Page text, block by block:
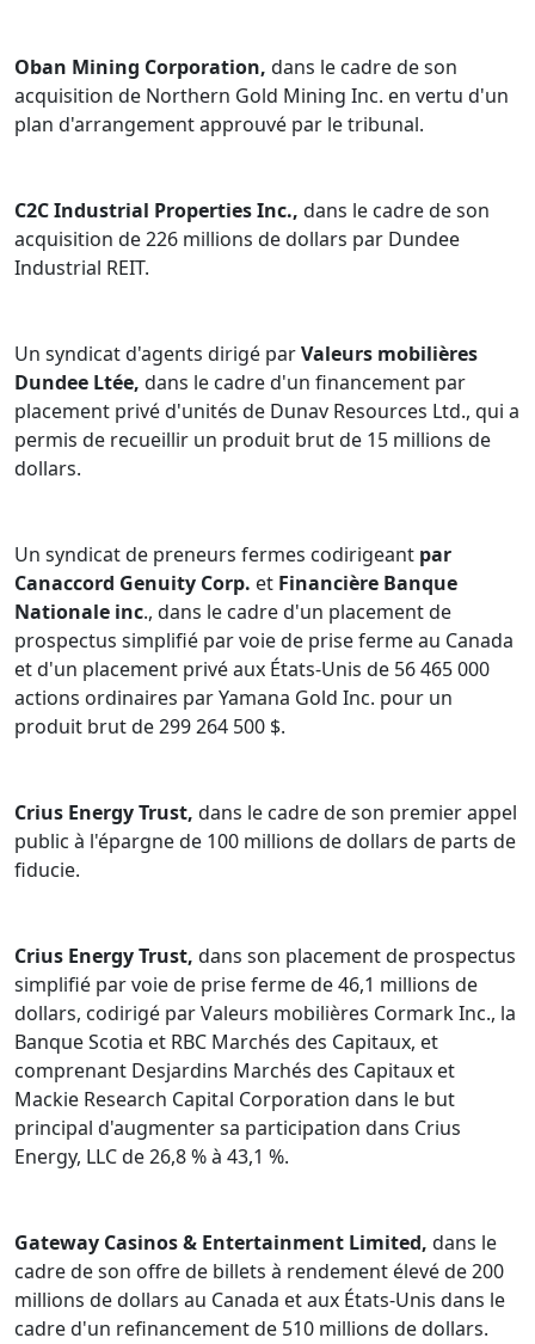
Oban Mining Corporation, dans le cadre de son
acquisition de Northern Gold Mining Inc. en vertu d'un
plan d'arrangement approuvé par le tribunal.
C2C Industrial Properties Inc., dans le cadre de son
acquisition de 226 millions de dollars par Dundee
Industrial REIT.
Un syndicat d'agents dirigé parValeurs mobilières
Dundee Ltée, dans le cadre d'un financement par
placement privé d'unités de Dunav Resources Ltd., qui a
permis de recueillir un produit brut de 15 millions de
dollars.
Un syndicat de preneurs fermes codirigeant par
Canaccord Genuity Corp. et Financière Banque
Nationale inc., dans le cadre d'un placement de
prospectus simplifié par voie de prise ferme au Canada
et d'un placement privé aux États-Unis de 56 465 000
actions ordinaires par Yamana Gold Inc. pour un
produit brut de 299 264 500 $.
Crius Energy Trust, dans le cadre de son premier appel
public à l'épargne de 100 millions de dollars de parts de
fiducie.
Crius Energy Trust, dans son placement de prospectus
simplifié par voie de prise ferme de 46,1 millions de
dollars, codirigé par Valeurs mobilières Cormark Inc., la
Banque Scotia et RBC Marchés des Capitaux, et
comprenant Desjardins Marchés des Capitaux et
Mackie Research Capital Corporation dans le but
principal d'augmenter sa participation dans Crius
Energy, LLC de 26,8 % à 43,1 %.
Gateway Casinos & Entertainment Limited, dans le
cadre de son offre de billets à rendement élevé de 200
millions de dollars au Canada et aux États-Unis dans le
cadre d'un refinancement de 510 millions de dollars.